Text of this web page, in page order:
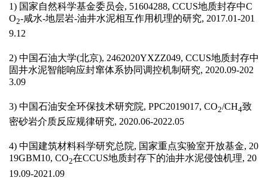
1) 国家自然科学基金委员会, 51604288, CCUS地质封存中C
O2-咸水-地层岩-油井水泥相互作用机理的研究, 2017.01-201
9.12
2) 中国石油大学(北京), 2462020YXZZ049, CCUS地质封存中
固井水泥智能响应封窜体系协同调控机制研究, 2020.09-202
3.09
3) 中国石油安全环保技术研究院, PPC2019017, CO2/CH4致
密砂岩介质反应规律研究, 2020.06-2022.05
4) 中国建筑材料科学研究总院, 国家重点实验室开放基金, 20
19GBM10, CO2在CCUS地质封存下的油井水泥侵蚀机理, 20
19.09-2021.09